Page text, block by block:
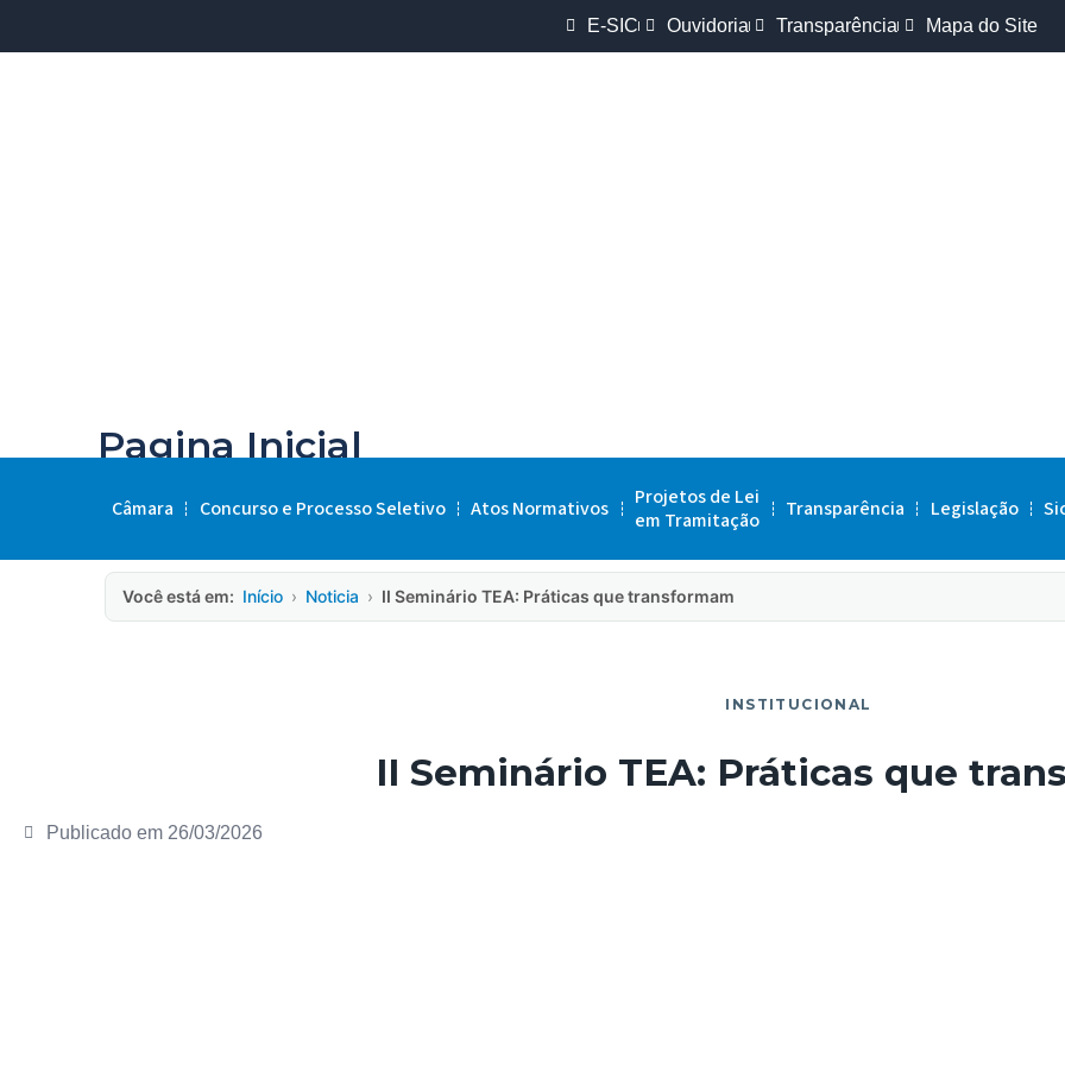
E-SIC Ouvidoria Transparência Mapa do Site
Pagina Inicial
Câmara Concurso e Processo Seletivo Atos Normativos
Projetos de Lei
em Tramitação
Transparência Legislação
Você está em: Início › Noticia › II Seminário TEA: Práticas que transformam
INSTITUCIONAL
II Seminário TEA: Práticas que
Publicado em 26/03/2026